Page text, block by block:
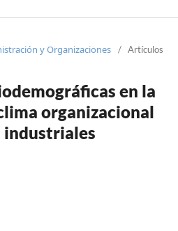
y Organizaciones / Artículos
en la
organizacional
industriales